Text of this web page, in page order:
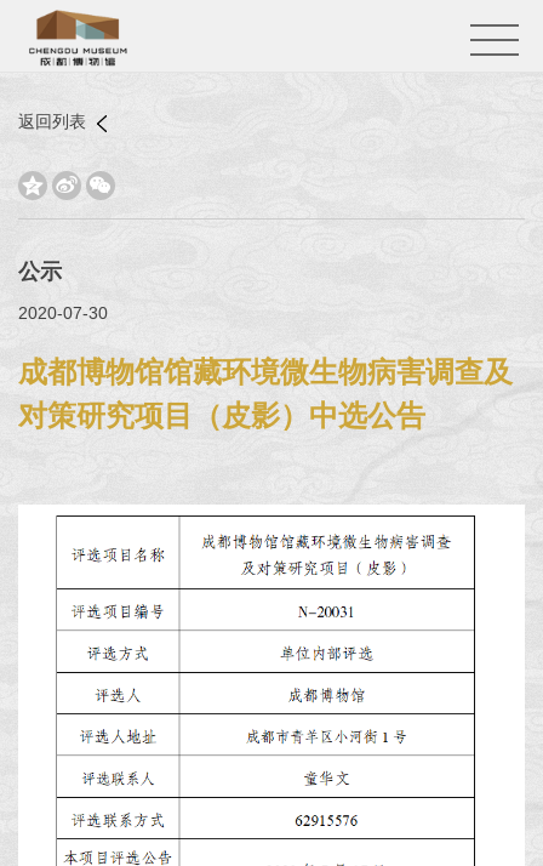
返回列表
  
公示
2020-07-30
成都博物馆馆藏环境微生物病害调查及
对策研究项目（皮影）中选公告